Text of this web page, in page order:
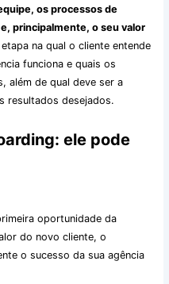
os processos de
principalmente, o seu valor
na qual o cliente entende
funciona e quais os
além de qual deve ser a
resultados desejados.
ele pode
oportunidade da
do novo cliente, o
o sucesso da sua agência